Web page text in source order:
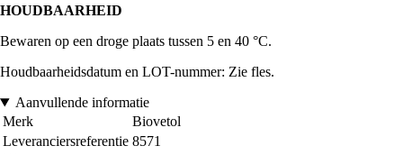
HOUDBAARHEID
Bewaren op een droge plaats tussen 5 en 40 °C.
Houdbaarheidsdatum en LOT-nummer: Zie fles.
Aanvullende informatie
Merk
Biovetol
Leveranciersreferentie 8571